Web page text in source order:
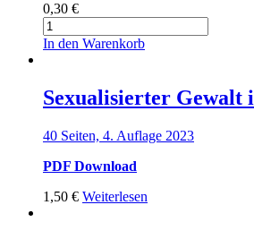
0,30 €
Regeln
zur
In den Warenkorb
Sexualisierter Gewalt
40 Seiten, 4. Auflage 2023
PDF Download
1,50 € Weiterlesen